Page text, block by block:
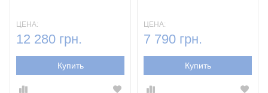
ЦЕНА:
12 280 грн.
Купить
ЦЕНА:
7 790 грн.
Купить